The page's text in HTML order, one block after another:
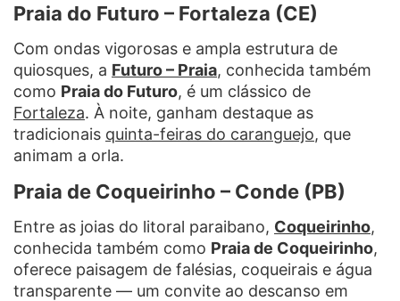
Praia do Futuro – Fortaleza (CE)
Com ondas vigorosas e ampla estrutura de
quiosques, a Futuro – Praia, conhecida também
como Praia do Futuro, é um clássico de
Fortaleza. À noite, ganham destaque as
tradicionais quinta-feiras do caranguejo, que
animam a orla.
Praia de Coqueirinho – Conde (PB)
Entre as joias do litoral paraibano, Coqueirinho,
conhecida também como Praia de Coqueirinho,
oferece paisagem de falésias, coqueirais e água
transparente — um convite ao descanso em